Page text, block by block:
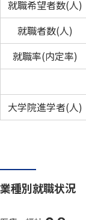
就職希望者数(人)
就職者数(人)
就職率(内定率)
大学院進学者(人)
業種別就職状況